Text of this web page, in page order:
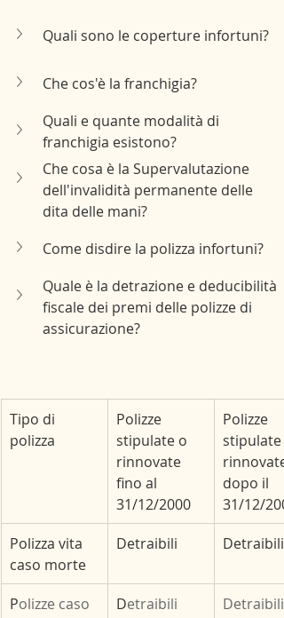
Quali sono le coperture infortuni?
Che cos'è la franchigia?
Quali e quante modalità di
franchigia esistono?
Che cosa è la Supervalutazione
dell'invalidità permanente delle
dita delle mani?
Come disdire la polizza infortuni?
Quale è la detrazione e deducibilità
fiscale dei premi delle polizze di
assicurazione?
Tipo di
polizza
Polizze
stipulate o
rinnovate
fino al
31/12/2000
Polizze
stipulate
rinnovate
dopo il
31/12/
Polizza vita
caso morte
Detraibili Detraibili
Polizze caso
​Detraibili
Detraibili